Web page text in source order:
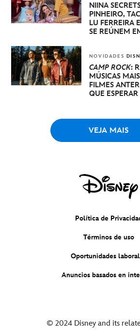
NIINA
PINHEIRO,
LU FERREIRA
SE REÚNEM
NOVIDADES
CAMP ROCK:
MÚSICAS
FILMES
QUE
VEJA MAIS
Política de
Términos de uso
Oportunidades
Anuncios basados en
© 2024 Disney and its